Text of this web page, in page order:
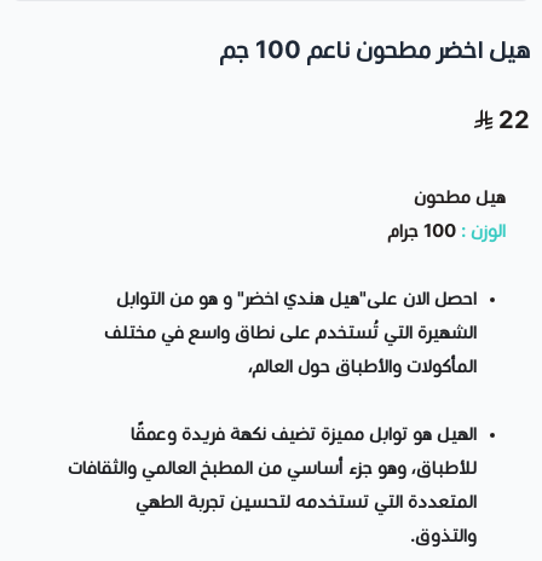
هيل اخضر مطحون ناعم 100 جم
22
هيل مطحون
الوزن : 100 جرام
احصل الان على"هيل هندي اخضر" و هو من التوابل
الشهيرة التي تُستخدم على نطاق واسع في مختلف
المأكولات والأطباق حول العالم،
الهيل هو توابل مميزة تضيف نكهة فريدة وعمقًا
للأطباق، وهو جزء أساسي من المطبخ العالمي والثقافات
المتعددة التي تستخدمه لتحسين تجربة الطهي
والتذوق.